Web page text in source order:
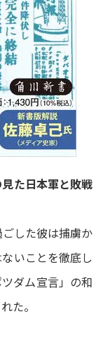
た日本軍と敗戦
した彼は捕虜か
いことを徹底し
ダム宣言」の和
た。